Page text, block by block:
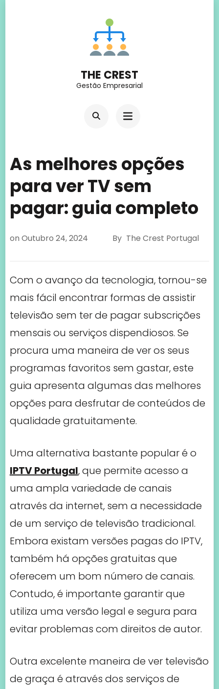
THE CREST
Gestão Empresarial
As melhores opções
para ver TV sem
pagar: guia completo
on Outubro 24, 2024 By The Crest Portugal
Com o avanço da tecnologia, tornou-se
mais fácil encontrar formas de assistir
televisão sem ter de pagar subscrições
mensais ou serviços dispendiosos. Se
procura uma maneira de ver os seus
programas favoritos sem gastar, este
guia apresenta algumas das melhores
opções para desfrutar de conteúdos de
qualidade gratuitamente.
Uma alternativa bastante popular é o
IPTV Portugal, que permite acesso a
uma ampla variedade de canais
através da internet, sem a necessidade
de um serviço de televisão tradicional.
Embora existam versões pagas do IPTV,
também há opções gratuitas que
oferecem um bom número de canais.
Contudo, é importante garantir que
utiliza uma versão legal e segura para
evitar problemas com direitos de autor.
Outra excelente maneira de ver televisão
de graça é através dos serviços de